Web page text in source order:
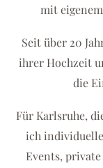
mit
Seit über 20
ihrer Hochzeit
die
Für Karlsruhe,
ich
Events,